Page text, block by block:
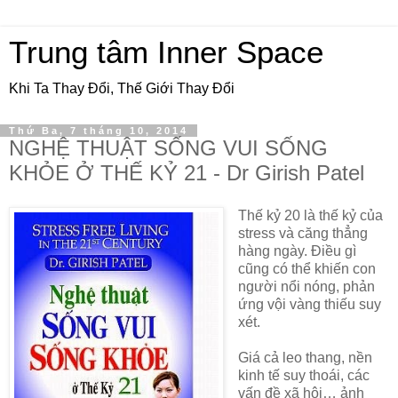
Trung tâm Inner Space
Khi Ta Thay Đổi, Thế Giới Thay Đổi
Thứ Ba, 7 tháng 10, 2014
NGHỆ THUẬT SỐNG VUI SỐNG
KHỎE Ở THẾ KỶ 21 - Dr Girish Patel
Thế kỷ 20 là thế kỷ của
stress và căng thẳng
hàng ngày. Điều gì
cũng có thể khiến con
người nổi nóng, phản
ứng vội vàng thiếu suy
xét.
Giá cả leo thang, nền
kinh tế suy thoái, các
vấn đề xã hội… ảnh